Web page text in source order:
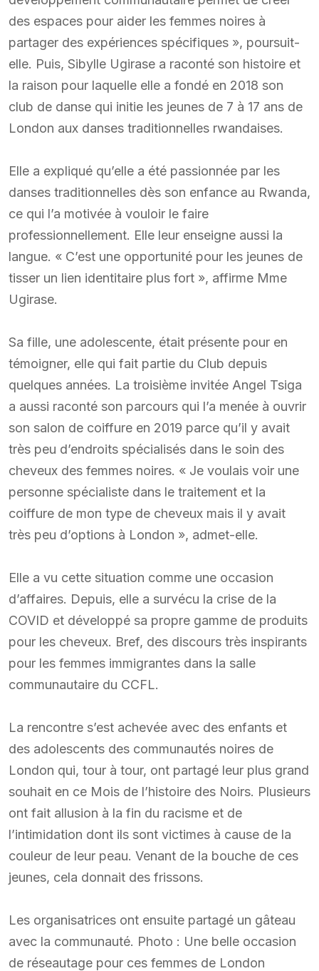
des espaces pour aider les femmes noires à
partager des expériences spécifiques », poursuit-
elle. Puis, Sibylle Ugirase a raconté son histoire et
la raison pour laquelle elle a fondé en 2018 son
club de danse qui initie les jeunes de 7 à 17 ans de
London aux danses traditionnelles rwandaises.
Elle a expliqué qu’elle a été passionnée par les
danses traditionnelles dès son enfance au Rwanda,
ce qui l’a motivée à vouloir le faire
professionnellement. Elle leur enseigne aussi la
langue. « C’est une opportunité pour les jeunes de
tisser un lien identitaire plus fort », affirme Mme
Ugirase.
Sa fille, une adolescente, était présente pour en
témoigner, elle qui fait partie du Club depuis
quelques années. La troisième invitée Angel Tsiga
a aussi raconté son parcours qui l’a menée à ouvrir
son salon de coiffure en 2019 parce qu’il y avait
très peu d’endroits spécialisés dans le soin des
cheveux des femmes noires. « Je voulais voir une
personne spécialiste dans le traitement et la
coiffure de mon type de cheveux mais il y avait
très peu d’options à London », admet-elle.
Elle a vu cette situation comme une occasion
d’affaires. Depuis, elle a survécu la crise de la
COVID et développé sa propre gamme de produits
pour les cheveux. Bref, des discours très inspirants
pour les femmes immigrantes dans la salle
communautaire du CCFL.
La rencontre s’est achevée avec des enfants et
des adolescents des communautés noires de
London qui, tour à tour, ont partagé leur plus grand
souhait en ce Mois de l’histoire des Noirs. Plusieurs
ont fait allusion à la fin du racisme et de
l’intimidation dont ils sont victimes à cause de la
couleur de leur peau. Venant de la bouche de ces
jeunes, cela donnait des frissons.
Les organisatrices ont ensuite partagé un gâteau
avec la communauté. Photo : Une belle occasion
de réseautage pour ces femmes de London